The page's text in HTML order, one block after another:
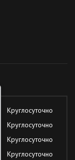
Круглосуточно
Круглосуточно
Круглосуточно
Круглосуточно